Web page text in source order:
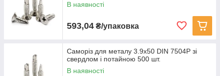
В наявності
593,04 ₴/упаковка
Саморіз для металу 3.9х50 DIN 7504P зі
свердлом і потайною 500 шт.
В наявності